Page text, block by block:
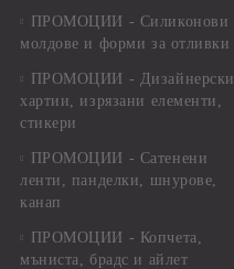
ПРОМОЦИИ - Силиконови
молдове и форми за отливки
ПРОМОЦИИ - Дизайнерски
хартии, изрязани елементи,
стикери
ПРОМОЦИИ - Сатенени
ленти, панделки, шнурове,
канап
ПРОМОЦИИ - Копчета,
мъниста, брадс и айлет